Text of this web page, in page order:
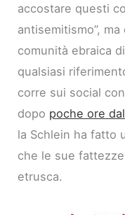
accostare questi
antisemitismo”,
comunità ebraica
qualsiasi
corre sui social
dopo poche ore
la Schlein ha fatto
che le sue
etrusca.